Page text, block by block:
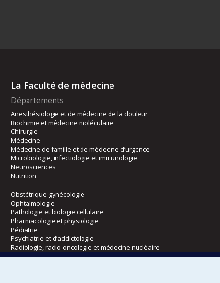
La Faculté de médecine
Départements
Anesthésiologie et de médecine de la douleur
Biochimie et médecine moléculaire
Chirurgie
Médecine
Médecine de famille et de médecine d’urgence
Microbiologie, infectiologie et immunologie
Neurosciences
Nutrition
Obstétrique-gynécologie
Ophtalmologie
Pathologie et biologie cellulaire
Pharmacologie et physiologie
Pédiatrie
Psychiatrie et d’addictologie
Radiologie, radio-oncologie et médecine nucléaire